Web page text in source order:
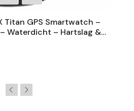
Titan GPS Smartwatch –
Waterdicht – Hartslag &